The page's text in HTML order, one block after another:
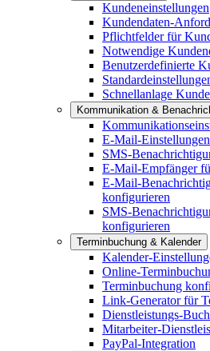
Kundeneinstellungen
Kundendaten-
Pflichtfelder für
Notwendige
Benutzerdefinierte
Schnellanlage Kunde
Kommunikation &
E-Mail-Einstellungen
SMS-
E-Mail-Empfänger
E-Mail-
konfigurieren
SMS-
konfigurieren
Terminbuchung & Kalender
Kalender-
Online-
Terminbuchung
Link-Generator für
Dienstleistungs-
Mitarbeiter-
PayPal-Integration